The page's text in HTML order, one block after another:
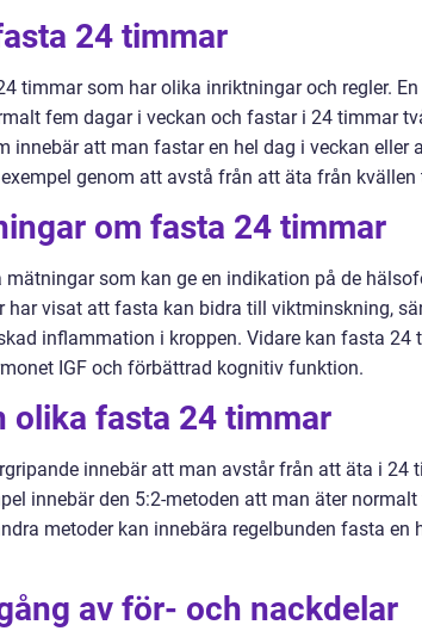
24 timmar
timmar som har olika inriktningar och regler.
fem dagar i veckan och fastar i 24 timmar
innebär att man fastar en hel dag i veckan eller
genom att avstå från att äta från
om fasta 24 timmar
som kan ge en indikation på de
har visat att fasta kan bidra till viktminskning,
inflammation i kroppen. Vidare kan fasta 24
IGF och förbättrad kognitiv funktion.
olika fasta 24 timmar
innebär att man avstår från att äta i 24
innebär den 5:2-metoden att man äter
metoder kan innebära regelbunden fasta en
av för- och nackdelar